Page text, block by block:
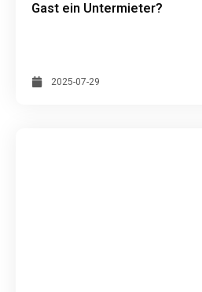
Gast ein Untermieter?
2025-07-29